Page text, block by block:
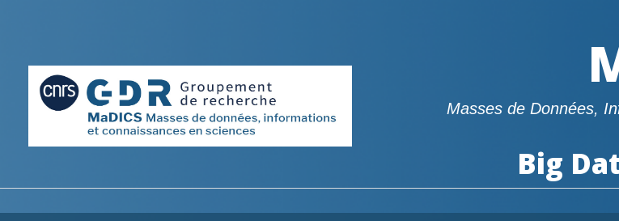
Masses de Données,
Big